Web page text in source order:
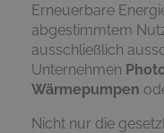
Erneuerbare
abgestimmtem
ausschließlich
Unternehmen
Wärmepumpen
Nicht nur die